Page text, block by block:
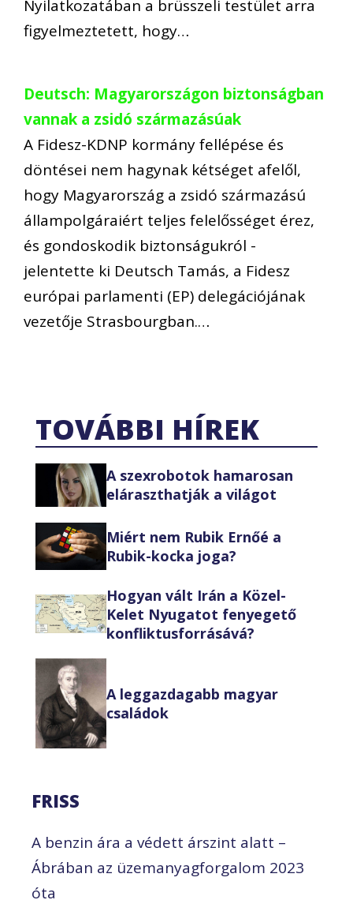
Nyilatkozatában a brüsszeli testület arra
figyelmeztetett, hogy…
Deutsch: Magyarországon biztonságban
vannak a zsidó származásúak
A Fidesz-KDNP kormány fellépése és
döntései nem hagynak kétséget afelől,
hogy Magyarország a zsidó származású
állampolgáraiért teljes felelősséget érez,
és gondoskodik biztonságukról -
jelentette ki Deutsch Tamás, a Fidesz
európai parlamenti (EP) delegációjának
vezetője Strasbourgban.…
TOVÁBBI HÍREK
A szexrobotok hamarosan
eláraszthatják a világot
Miért nem Rubik Ernőé a
Rubik-kocka joga?
Hogyan vált Irán a Közel-
Kelet Nyugatot fenyegető
konfliktusforrásává?
A leggazdagabb magyar
családok
FRISS
A benzin ára a védett árszint alatt –
Ábrában az üzemanyagforgalom 2023
óta